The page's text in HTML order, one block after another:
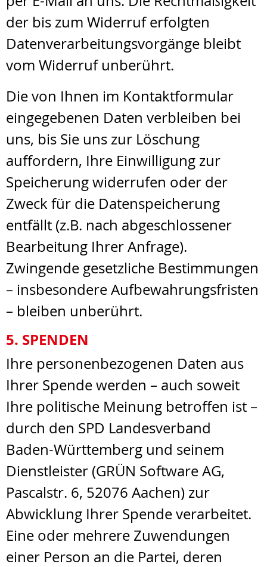
der bis zum Widerruf erfolgten
Datenverarbeitungsvorgänge bleibt
vom Widerruf unberührt.
Die von Ihnen im Kontaktformular
eingegebenen Daten verbleiben bei
uns, bis Sie uns zur Löschung
auffordern, Ihre Einwilligung zur
Speicherung widerrufen oder der
Zweck für die Datenspeicherung
entfällt (z.B. nach abgeschlossener
Bearbeitung Ihrer Anfrage).
Zwingende gesetzliche Bestimmungen
– insbesondere Aufbewahrungsfristen
– bleiben unberührt.
5. SPENDEN
Ihre personenbezogenen Daten aus
Ihrer Spende werden – auch soweit
Ihre politische Meinung betroffen ist –
durch den SPD Landesverband
Baden-Württemberg und seinem
Dienstleister (GRÜN Software AG,
Pascalstr. 6, 52076 Aachen) zur
Abwicklung Ihrer Spende verarbeitet.
Eine oder mehrere Zuwendungen
einer Person an die Partei, deren